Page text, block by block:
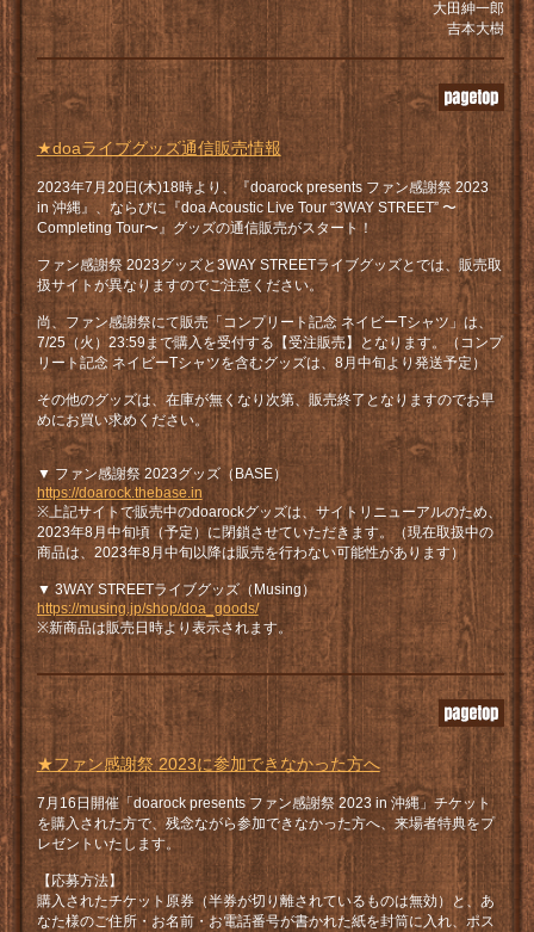
大田紳一郎
吉本大樹
★doaライブグッズ通信販売情報
2023年7月20日(木)18時より、『doarock presents ファン感謝祭 2023
in 沖縄』、ならびに『doa Acoustic Live Tour “3WAY STREET” 〜
Completing Tour〜』グッズの通信販売がスタート！
ファン感謝祭 2023グッズと3WAY STREETライブグッズとでは、販売取
扱サイトが異なりますのでご注意ください。
尚、ファン感謝祭にて販売「コンプリート記念 ネイビーTシャツ」は、
7/25（火）23:59まで購入を受付する【受注販売】となります。（コンプ
リート記念 ネイビーTシャツを含むグッズは、8月中旬より発送予定）
その他のグッズは、在庫が無くなり次第、販売終了となりますのでお早
めにお買い求めください。
▼ ファン感謝祭 2023グッズ（BASE）
https://doarock.thebase.in
※上記サイトで販売中のdoarockグッズは、サイトリニューアルのため、
2023年8月中旬頃（予定）に閉鎖させていただきます。（現在取扱中の
商品は、2023年8月中旬以降は販売を行わない可能性があります）
▼ 3WAY STREETライブグッズ（Musing）
https://musing.jp/shop/doa_goods/
※新商品は販売日時より表示されます。
★ファン感謝祭 2023に参加できなかった方へ
7月16日開催「doarock presents ファン感謝祭 2023 in 沖縄」チケット
を購入された方で、残念ながら参加できなかった方へ、来場者特典をプ
レゼントいたします。
【応募方法】
購入されたチケット原券（半券が切り離されているものは無効）と、あ
なた様のご住所・お名前・お電話番号が書かれた紙を封筒に入れ、ポス